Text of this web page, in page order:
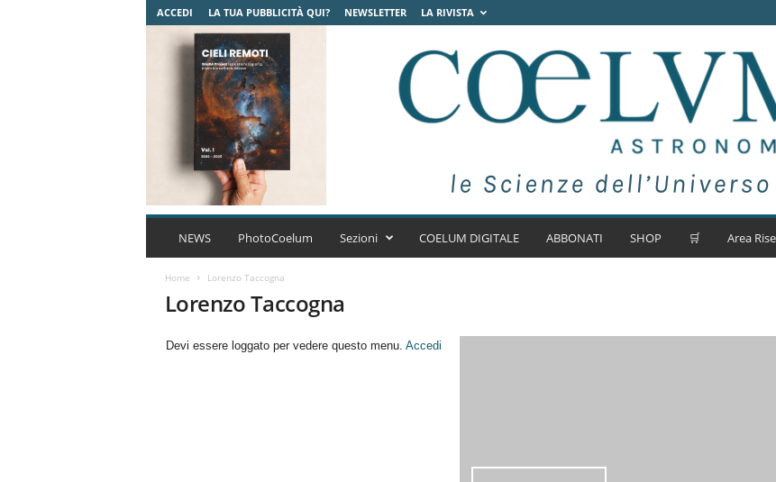
ACCEDI LA TUA PUBBLICITÀ QUI? NEWSLETTER LA RIVISTA
C
m
s
NEWS PhotoCoelum Sezioni COELUM DIGITALE ABBONATI SHOP 🛒 Area
Home Lorenzo Taccogna
Lorenzo Taccogna
Devi essere loggato per vedere questo menu. Accedi